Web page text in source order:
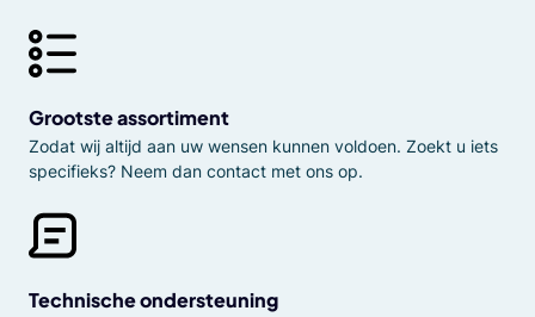
Grootste assortiment
Zodat wij altijd aan uw wensen kunnen voldoen. Zoekt u iets
specifieks? Neem dan contact met ons op.
Technische ondersteuning